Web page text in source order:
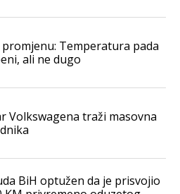
promjenu: Temperatura pada
ali ne dugo
Volkswagena traži masovna
BiH optužen da je prisvojio